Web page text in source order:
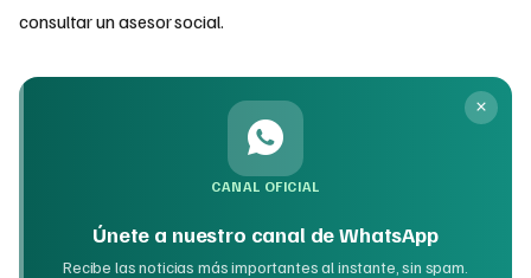
consultar un asesor social.
CANAL OFICIAL
Únete a nuestro canal de WhatsApp
Recibe las noticias más importantes al instante, sin spam.